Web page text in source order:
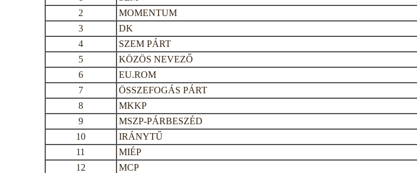
2
MOMENTUM
3
DK
4
SZEM PÁRT
5
KÖZÖS NEVEZŐ
6
EU.ROM
7
ÖSSZEFOGÁS PÁRT
8
MKKP
9
MSZP-PÁRBESZÉD
10
IRÁNYTŰ
11
MIÉP
12
MCP